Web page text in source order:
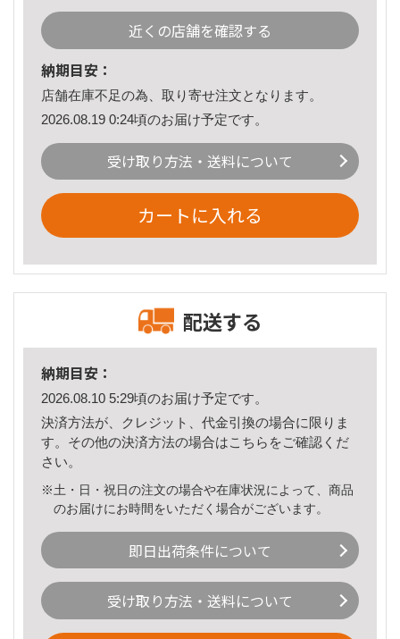
近くの店舗を確認する
納期目安：
店舗在庫不足の為、取り寄せ注文となります。
2026.08.19 0:24頃のお届け予定です。
受け取り方法・送料について
カートに入れる
配送する
納期目安：
2026.08.10 5:29頃のお届け予定です。
決済方法が、クレジット、代金引換の場合に限りま
す。その他の決済方法の場合はこちら をご確認くだ
さい。
※土・日・祝日の注文の場合や在庫状況によって、商品
のお届けにお時間をいただく場合がございます。
即日出荷条件について
受け取り方法・送料について